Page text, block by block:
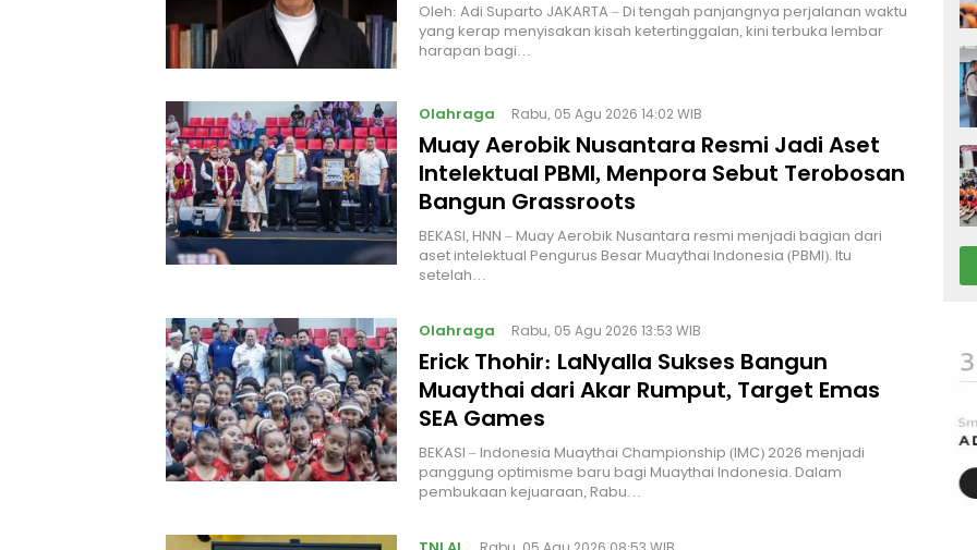
Oleh: Adi Suparto JAKARTA – Di tengah panjangnya perjalanan waktu
yang kerap menyisakan kisah ketertinggalan, kini terbuka lembar
harapan bagi…
Olahraga Rabu, 05 Agu 2026 14:02 WIB
Muay Aerobik Nusantara Resmi Jadi Aset
Intelektual PBMI, Menpora Sebut Terobosan
Bangun Grassroots
BEKASI, HNN – Muay Aerobik Nusantara resmi menjadi bagian dari
aset intelektual Pengurus Besar Muaythai Indonesia (PBMI). Itu
setelah…
Olahraga Rabu, 05 Agu 2026 13:53 WIB
Erick Thohir: LaNyalla Sukses Bangun
Muaythai dari Akar Rumput, Target Emas
SEA Games
BEKASI – Indonesia Muaythai Championship (IMC) 2026 menjadi
panggung optimisme baru bagi Muaythai Indonesia. Dalam
pembukaan kejuaraan, Rabu…